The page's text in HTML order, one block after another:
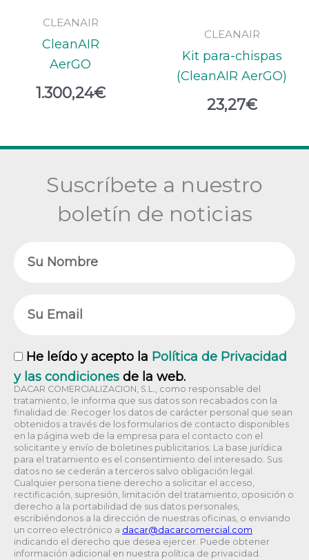
CLEANAIR
CleanAIR
AerGO
1.300,24€
CLEANAIR
Kit para-chispas
(CleanAIR AerGO)
23,27€
Suscríbete a nuestro
boletín de noticias
RGPD
He leído y acepto la Política de Privacidad
y las condiciones de la web.
DACAR COMERCIALIZACION, S.L., como responsable del
tratamiento, le informa que sus datos son recabados con la
finalidad de: Recoger los datos de carácter personal que sean
obtenidos a través de los formularios de contacto disponibles
en la página web de la empresa para el contacto con el
solicitante y envío de boletines publicitarios. La base jurídica
para el tratamiento es el consentimiento del interesado. Sus
datos no se cederán a terceros salvo obligación legal.
Cualquier persona tiene derecho a solicitar el acceso,
rectificación, supresión, limitación del tratamiento, oposición o
derecho a la portabilidad de sus datos personales,
escribiéndonos a la dirección de nuestras oficinas, o enviando
un correo electrónico a
moc.laicremocracad
@racad
indicando el derecho que desea ejercer. Puede obtener
información adicional en nuestra política de privacidad.